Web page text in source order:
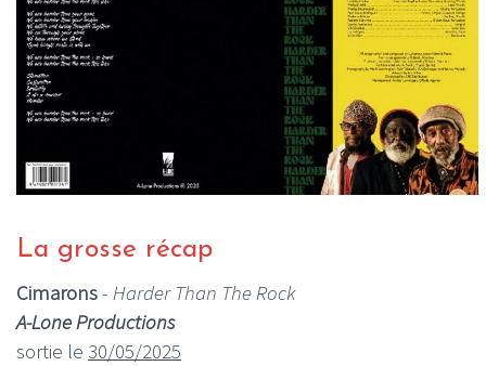
La grosse récap
Cimarons- Harder Than The Rock
A-Lone Productions
sortie le 30/05/2025